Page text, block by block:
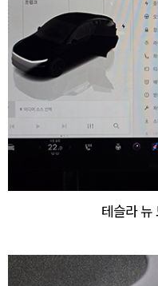
테슬라 뉴